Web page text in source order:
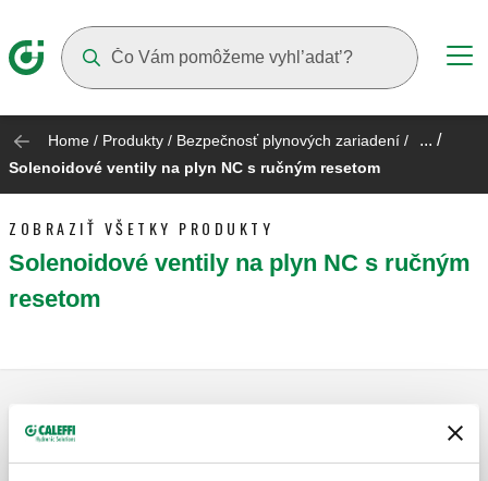
Home / Produkty / Bezpečnosť plynových zariadení / ... /
Solenoidové ventily na plyn NC s ručným resetom
ZOBRAZIŤ VŠETKY PRODUKTY
Solenoidové ventily na plyn NC s ručným
resetom
Solenoidový ventil na plyn, normálne